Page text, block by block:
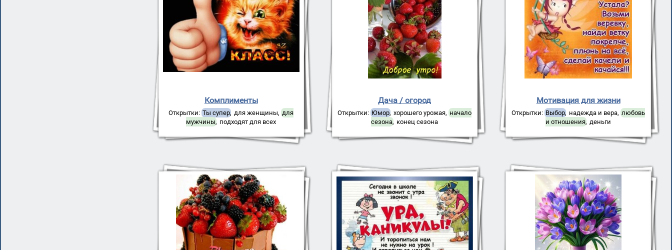
Комплименты
Открытки:Ты супер, для женщины,для
мужчины, подходят для всех
Дача / огород
Открытки:Юмор, хорошего урожая,начало
сезона, конец сезона
Мотивация для жизни
Открытки:Выбор, надежда и вера,любовь
и отношения, деньги